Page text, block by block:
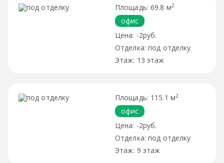
69.8 м2
офис
-2руб.
под отделку
13 этаж
115.1 м2
офис
-2руб.
под отделку
9 этаж